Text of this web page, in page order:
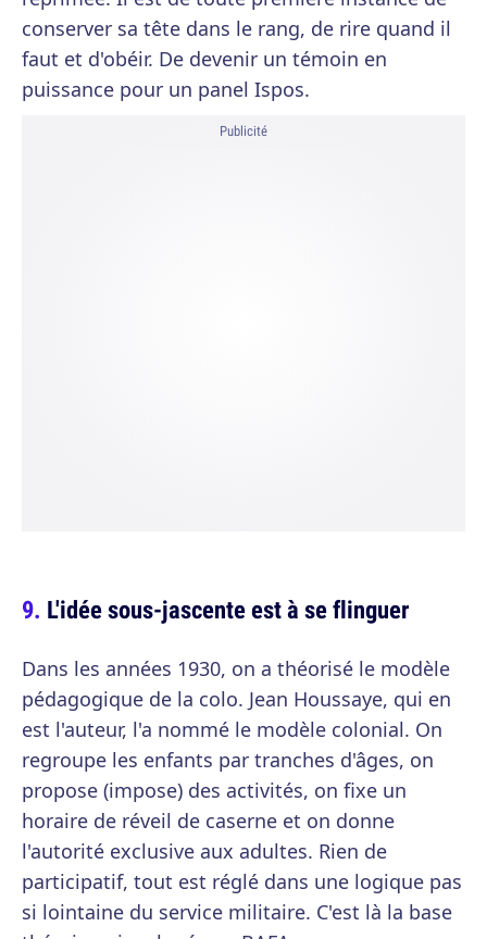
conserver sa tête dans le rang, de rire quand il
faut et d'obéir. De devenir un témoin en
puissance pour un panel Ispos.
Publicité
L'idée sous-jascente est à se flinguer
Dans les années 1930, on a théorisé le modèle
pédagogique de la colo. Jean Houssaye, qui en
est l'auteur, l'a nommé le modèle colonial. On
regroupe les enfants par tranches d'âges, on
propose (impose) des activités, on fixe un
horaire de réveil de caserne et on donne
l'autorité exclusive aux adultes. Rien de
participatif, tout est réglé dans une logique pas
si lointaine du service militaire. C'est là la base